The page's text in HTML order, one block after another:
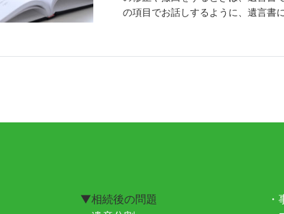
の項目でお話しするように、遺言書
▼相続後の問題